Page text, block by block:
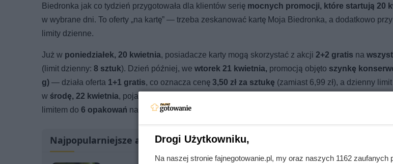
Biedronka jak co tydzień przygotowała dla klientów serię mocnych promocji, które startują 20
w wybrane dni. To oferty „na kartę” — trzeba zeskanować kartę Moja Biedronka, a dodatkowo
limity dzienne.
Już w poniedziałek, 20 kwietnia, posiadacze karty mogą skorzystać z akcji 2+2 gratis na
(limit dzienny: 8 sztuk). Dzień później, we wtorek 21 kwietnia, promocją objęto szynkę
g) — działa oferta 1+1 gratis, co oznacza cenę 3,50 zł za sztukę (zamiast 6,99 zł), a dzienny
w środę, 22 kwietnia, pojawia się następna okazja:
limitem do 6 opakowań na kartę Moja Biedronka.
Najpopularniejsze artykułyDrogi Użytkowniku,
Na naszej stronie fajnegotowanie.pl, my oraz naszych 1162